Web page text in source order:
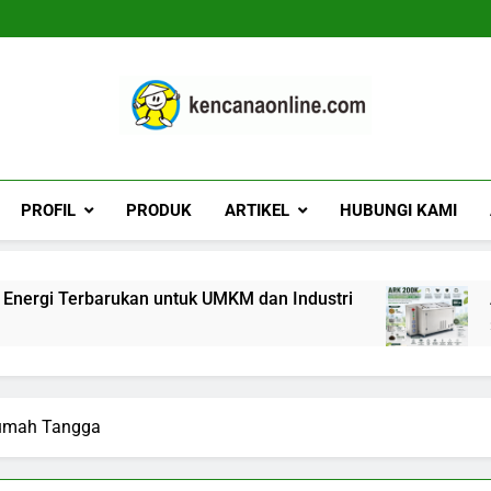
Kencana Online
PROFIL PRODUK ARTIKEL HUBUNGI KAMI
untuk UMKM dan Industri ARK 200K:
2 Hari Ago
Tangga